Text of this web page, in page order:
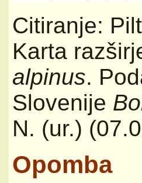
Citiranje:
Karta
alpinus.
Slovenije
N. (ur.)
Opomba